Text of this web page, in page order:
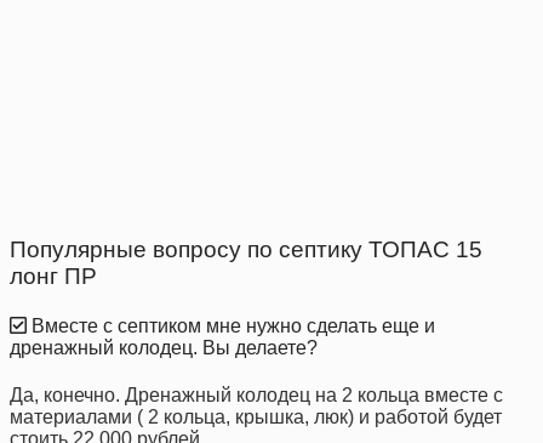
Популярные вопросу по септику ТОПАС 15
лонг ПР
Вместе с септиком мне нужно сделать еще и
дренажный колодец. Вы делаете?
Да, конечно. Дренажный колодец на 2 кольца вместе с
материалами ( 2 кольца, крышка, люк) и работой будет
стоить 22 000 рублей.